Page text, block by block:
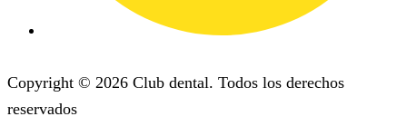
Copyright © 2026 Club dental. Todos los derechos
reservados